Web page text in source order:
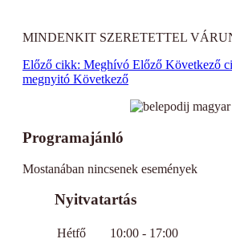
MINDENKIT SZERETETTEL
Előző cikk: Meghívó Előző Következő
megnyitó Következő
Programajánló
Mostanában nincsenek események
Nyitvatartás
Hétfő
10:00 - 17:00